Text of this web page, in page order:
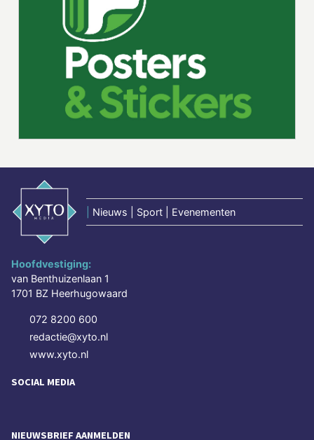
Nieuws | Sport | Evenementen
Hoofdvestiging:
van Benthuizenlaan 1
1701 BZ Heerhugowaard
072 8200 600
redactie@xyto.nl
www.xyto.nl
SOCIAL MEDIA
NIEUWSBRIEF AANMELDEN